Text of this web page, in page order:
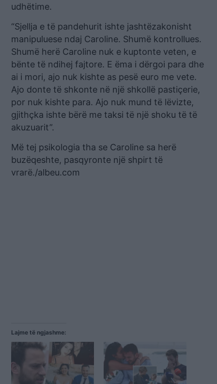
udhëtime.
“Sjellja e të pandehurit ishte jashtëzakonisht
manipuluese ndaj Caroline. Shumë kontrollues.
Shumë herë Caroline nuk e kuptonte veten, e
bënte të ndihej fajtore. E ëma i dërgoi para dhe
ai i mori, ajo nuk kishte as pesë euro me vete.
Ajo donte të shkonte në një shkollë pastiçerie,
por nuk kishte para. Ajo nuk mund të lëvizte,
gjithçka ishte bërë me taksi të një shoku të të
akuzuarit”.
Më tej psikologia tha se Caroline sa herë
buzëqeshte, pasqyronte një shpirt të
vrarë./albeu.com
Lajme të ngjashme: